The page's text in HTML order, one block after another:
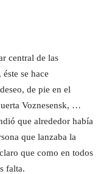
central de las
se hace
de pie en el
Voznesensk, …
que alrededor había
que lanzaba la
que como en todos
falta.